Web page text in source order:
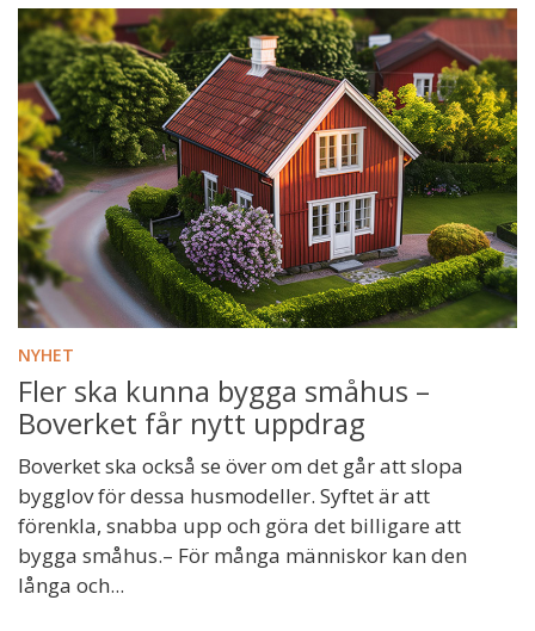
NYHET
Fler ska kunna bygga småhus –
Boverket får nytt uppdrag
Boverket ska också se över om det går att slopa
bygglov för dessa husmodeller. Syftet är att
förenkla, snabba upp och göra det billigare att
bygga småhus.– För många människor kan den
långa och...